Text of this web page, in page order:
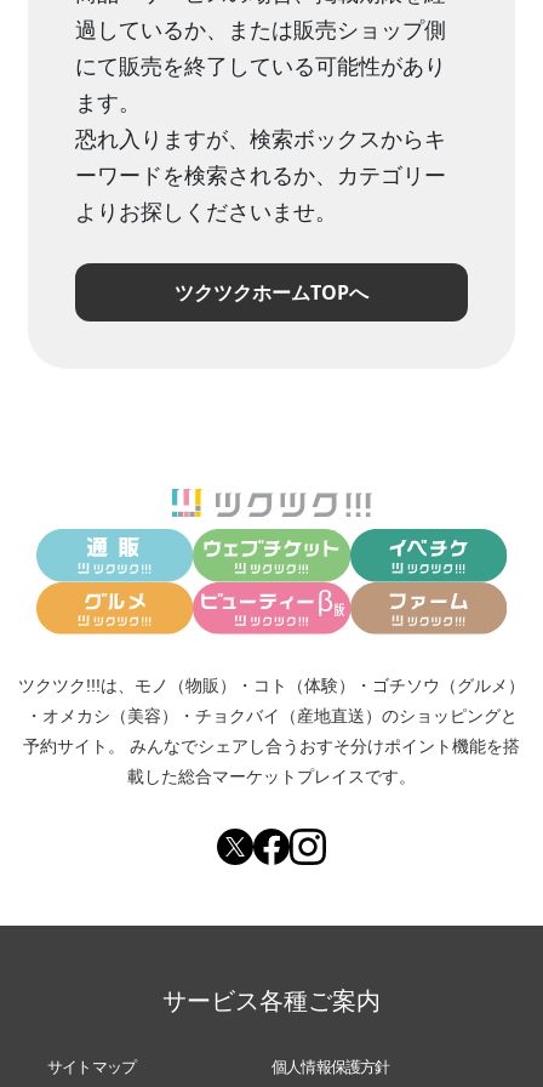
過しているか、または販売ショップ側
にて販売を終了している可能性があり
ます。
恐れ入りますが、検索ボックスからキ
ーワードを検索されるか、カテゴリー
よりお探しくださいませ。
ツクツクホームTOPへ
ツクツク!!!は、 モノ（物販） ・ コト（体験） ・ ゴチソウ（グルメ）
・ オメカシ（美容） ・ チョクバイ（産地直送） のショッピングと
予約サイト。
みんなでシェアし合う おすそ分けポイント機能を搭
載した総合マーケットプレイスです。
サービス各種ご案内
サイトマップ 個人情報保護方針